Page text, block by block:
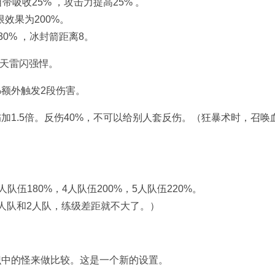
吸收25% ，攻击力提高25% 。
果为200%。
，冰封箭距离8。
雷闪强悍。
外触发2段伤害。
1.5倍。反伤40%，不可以给别人套反伤。（狂暴术时，召唤
伍180%，4人队伍200%，5人队伍220%。
和2人队，练级差距就不大了。）
的怪来做比较。这是一个新的设置。